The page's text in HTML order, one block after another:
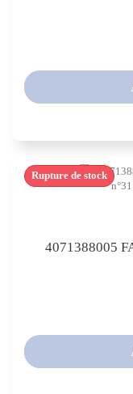
4071388005
Rupture de stock